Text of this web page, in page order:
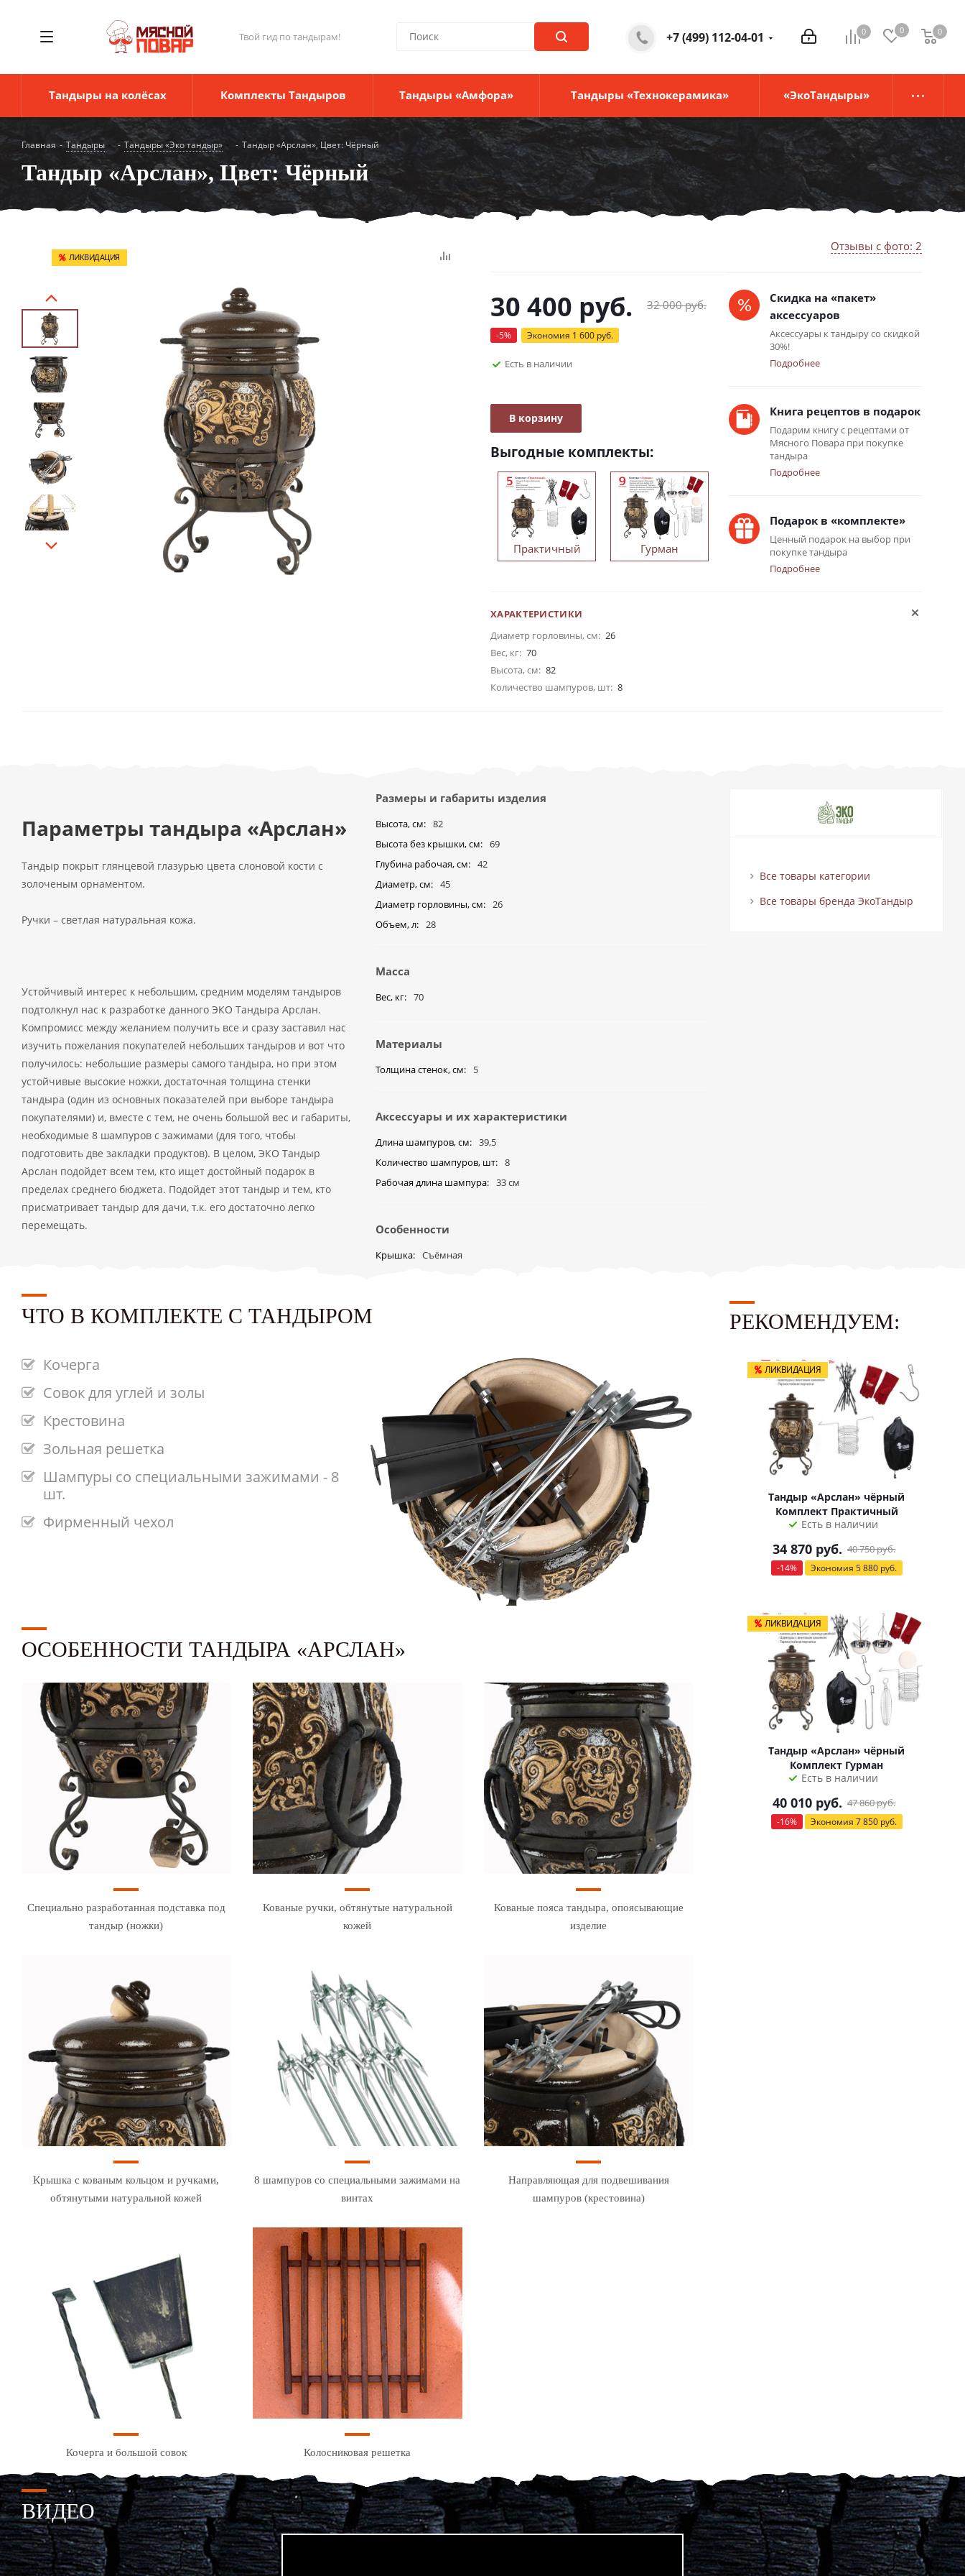
Твой гид по тандырам! 0 0 0
0
+7 (499) 112-04-01
Тандыры на колёсах Комплекты Тандыров Тандыры «Амфора» Тандыры «Технокерамика» «ЭкоТандыры»
Главная - Тандыры - Тандыры «Эко тандыр» - Тандыр «Арслан», Цвет: Чёрный
Тандыр «Арслан», Цвет: Чёрный
ЛИКВИДАЦИЯ
Отзывы с фото: 2
Скидка на «пакет»
аксессуаров
Аксессуары к тандыру со скидкой
30%!
Подробнее
Книга рецептов в подарок
Подарим книгу с рецептами от
Мясного Повара при покупке
тандыра
Подробнее
Подарок в «комплекте»
Ценный подарок на выбор при
покупке тандыра
Подробнее
30 400 руб. 32 000руб.
-5% Экономия 1 600 руб.
Есть в наличии
В корзину
Выгодные комплекты:
Практичный Гурман
ХАРАКТЕРИСТИКИ
Диаметр горловины, см: 26
Вес, кг: 70
Высота, см: 82
Количество шампуров, шт: 8
Параметры тандыра «Арслан»
Тандыр покрыт глянцевой глазурью цвета слоновой кости с
золоченым орнаментом.
Ручки – светлая натуральная кожа.
Устойчивый интерес к небольшим, средним моделям тандыров
подтолкнул нас к разработке данного ЭКО Тандыра Арслан.
Компромисс между желанием получить все и сразу заставил нас
изучить пожелания покупателей небольших тандыров и вот что
получилось: небольшие размеры самого тандыра, но при этом
устойчивые высокие ножки, достаточная толщина стенки
тандыра (один из основных показателей при выборе тандыра
покупателями) и, вместе с тем, не очень большой вес и габариты,
необходимые 8 шампуров с зажимами (для того, чтобы
подготовить две закладки продуктов). В целом, ЭКО Тандыр
Арслан подойдет всем тем, кто ищет достойный подарок в
пределах среднего бюджета. Подойдет этот тандыр и тем, кто
присматривает тандыр для дачи, т.к. его достаточно легко
перемещать.
Размеры и габариты изделия
Высота, см
82
Высота без крышки, см
69
Глубина рабочая, см
42
Диаметр, см
45
Диаметр горловины, см
26
Объем, л
28
Масса
Вес, кг 70
Материалы
Толщина стенок, см 5
Аксессуары и их характеристики
Длина шампуров, см
39,5
Количество шампуров, шт
8
Рабочая длина шампура
33 см
Особенности
Крышка Съёмная
Все товары категории
Все товары бренда ЭкоТандыр
ЧТО В КОМПЛЕКТЕ С ТАНДЫРОМ
Кочерга
Совок для углей и золы
Крестовина
Зольная решетка
Шампуры со специальными зажимами - 8
шт.
Фирменный чехол
ОСОБЕННОСТИ ТАНДЫРА «АРСЛАН»
Специально разработанная подставка под
тандыр (ножки)
Кованые ручки, обтянутые натуральной
кожей
Кованые пояса тандыра, опоясывающие
изделие
Крышка с кованым кольцом и ручками,
обтянутыми натуральной кожей
8 шампуров со специальными зажимами на
винтах
Направляющая для подвешивания
шампуров (крестовина)
Кочерга и большой совок Колосниковая решетка
РЕКОМЕНДУЕМ:
ЛИКВИДАЦИЯ
Тандыр «Арслан» чёрный
Комплект Практичный
Есть в наличии
34 870 руб. 40 750руб.
-14% Экономия 5 880руб.
ЛИКВИДАЦИЯ
Тандыр «Арслан» чёрный
Комплект Гурман
Есть в наличии
40 010 руб. 47 860руб.
-16% Экономия 7 850руб.
ВИДЕО